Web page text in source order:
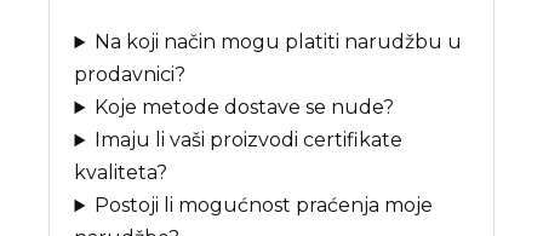
Na koji način mogu platiti narudžbu u
prodavnici?
Koje metode dostave se nude?
Imaju li vaši proizvodi certifikate
kvaliteta?
Postoji li mogućnost praćenja moje